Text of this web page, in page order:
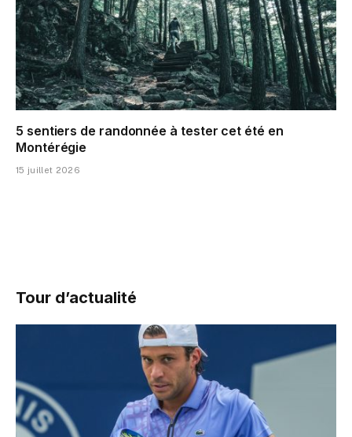
5 sentiers de randonnée à tester cet été en
Montérégie
15 juillet 2026
Tour d’actualité